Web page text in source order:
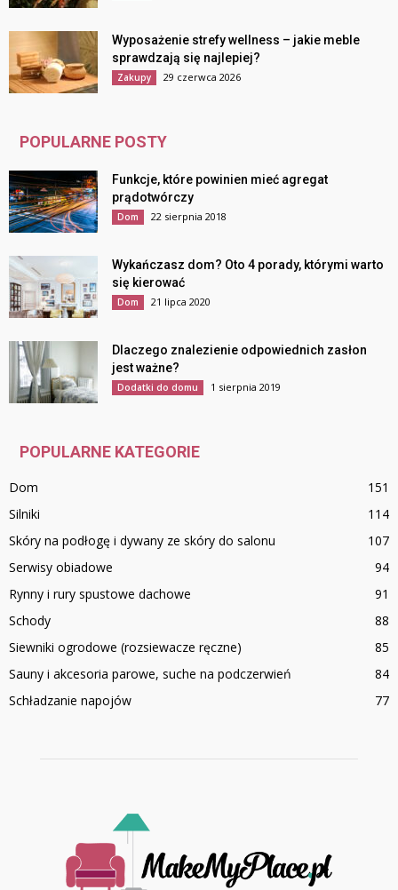
Wyposażenie strefy wellness – jakie meble
sprawdzają się najlepiej?
Zakupy 29 czerwca 2026
POPULARNE POSTY
Funkcje, które powinien mieć agregat
prądotwórczy
Dom 22 sierpnia 2018
Wykańczasz dom? Oto 4 porady, którymi warto
się kierować
Dom 21 lipca 2020
Dlaczego znalezienie odpowiednich zasłon
jest ważne?
Dodatki do domu 1 sierpnia 2019
POPULARNE KATEGORIE
Dom
151
Silniki
114
Skóry na podłogę i dywany ze skóry do salonu
107
Serwisy obiadowe
94
Rynny i rury spustowe dachowe
91
Schody
88
Siewniki ogrodowe (rozsiewacze ręczne)
85
Sauny i akcesoria parowe, suche na podczerwień
84
Schładzanie napojów
77